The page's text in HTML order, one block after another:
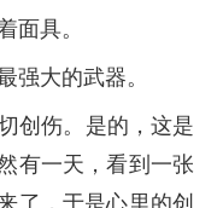
面具。
强大的武器。
创伤。是的，这是
有一天，看到一张
了，于是心里的创